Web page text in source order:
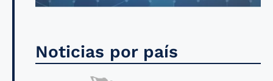
Noticias por país